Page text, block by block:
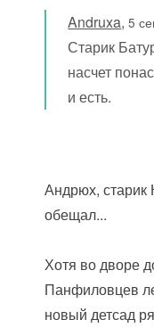
Andruxa,5
Старик
насчет
и есть.
Андрюх, старик
обещал...
Хотя во дворе
Панфиловцев
новый детсад